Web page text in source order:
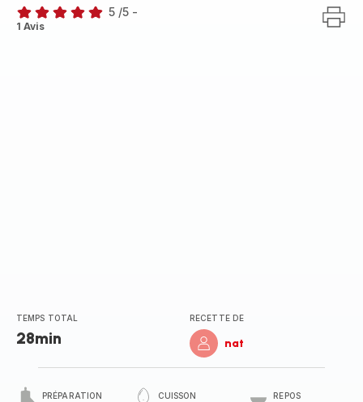
Avis
5 /5 -
1 Avis
TEMPS TOTAL
28min
RECETTE DE
nat
PRÉPARATION CUISSON REPOS